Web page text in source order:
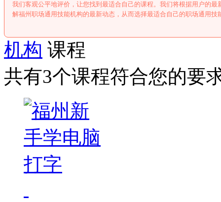
我们客观公平地评价，让您找到最适合自己的课程。我们将根据用户的
解福州职场通用技能机构的最新动态，从而选择最适合自己的职场通用技
机构 课程
共有3个课程符合您的要